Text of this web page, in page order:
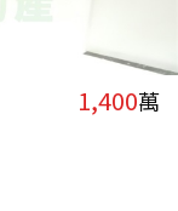
1,400萬